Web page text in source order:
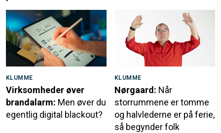
KLUMME
Virksomheder øver
brandalarm: Men øver du
egentlig digital blackout?
KLUMME
Nørgaard: Når
storrummene er tomme
og halvlederne er på ferie,
så begynder folk